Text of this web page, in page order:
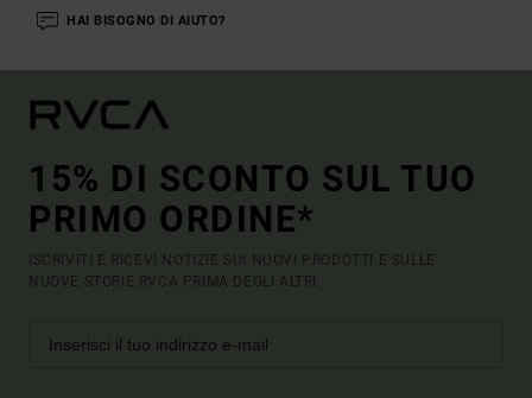
HAI BISOGNO DI AIUTO?
15% DI SCONTO SUL TUO
PRIMO ORDINE*
ISCRIVITI E RICEVI NOTIZIE SUI NUOVI PRODOTTI E SULLE
NUOVE STORIE RVCA PRIMA DEGLI ALTRI.